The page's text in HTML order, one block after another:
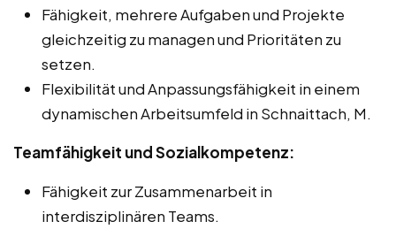
Fähigkeit, mehrere Aufgaben und Projekte
gleichzeitig zu managen und Prioritäten zu
setzen.
Flexibilität und Anpassungsfähigkeit in einem
dynamischen Arbeitsumfeld in Schnaittach, M.
Teamfähigkeit und Sozialkompetenz:
Fähigkeit zur Zusammenarbeit in
interdisziplinären Teams.